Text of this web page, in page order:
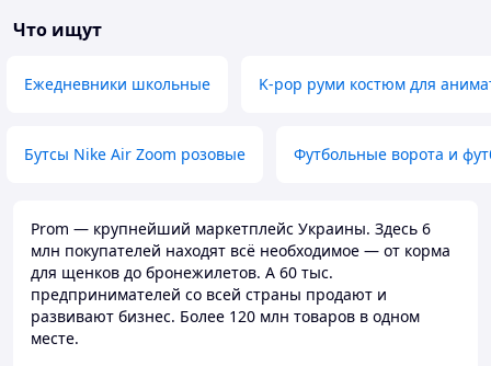
Что ищут
Ежедневники школьные K-pop руми костюм для
Бутсы Nike Air Zoom розовые Футбольные ворота и
Prom — крупнейший маркетплейс Украины. Здесь 6
млн покупателей находят всё необходимое — от корма
для щенков до бронежилетов. А 60 тыс.
предпринимателей со всей страны продают и
развивают бизнес. Более 120 млн товаров в одном
месте.